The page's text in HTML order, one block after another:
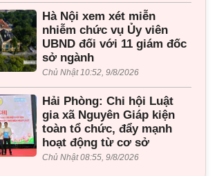
Hà Nội xem xét miễn
nhiễm chức vụ Ủy viên
UBND đối với 11 giám đốc
sở ngành
Chủ Nhật 10:52, 9/8/2026
Hải Phòng: Chi hội Luật
gia xã Nguyên Giáp kiện
toàn tổ chức, đẩy mạnh
hoạt động từ cơ sở
Chủ Nhật 08:55, 9/8/2026